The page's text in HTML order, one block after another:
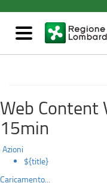
contenuto
principale
Popillia
Japanese
(Popillia
japonica)
Mostra/nascondi
navigazione
Web Content
15min
Azioni
${title}
Caricamento...